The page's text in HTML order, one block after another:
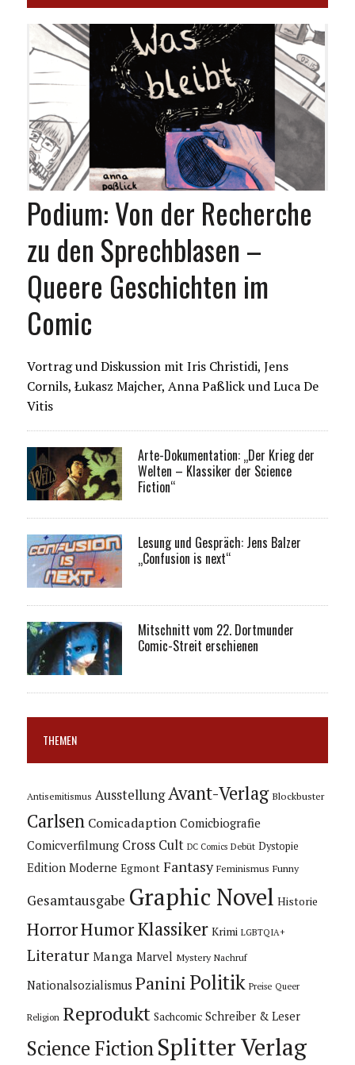
Podium: Von der Recherche
zu den Sprechblasen –
Queere Geschichten im
Comic
Vortrag und Diskussion mit Iris Christidi, Jens
Cornils, Łukasz Majcher, Anna Paßlick und Luca De
Vitis
Arte-Dokumentation: „Der Krieg der
Welten – Klassiker der Science
Fiction“
Lesung und Gespräch: Jens Balzer
„Confusion is next“
Mitschnitt vom 22. Dortmunder
Comic-Streit erschienen
THEMEN
Antisemitismus Ausstellung Avant-Verlag Blockbuster
Carlsen Comicadaption Comicbiografie
Comicverfilmung Cross Cult DC Comics Debüt Dystopie
Edition Moderne Egmont Fantasy Feminismus Funny
Gesamtausgabe Graphic Novel Historie
HorrorHumorKlassiker Krimi LGBTQIA+
Literatur Manga Marvel Mystery Nachruf
Nationalsozialismus Panini Politik Preise Queer
Religion Reprodukt Sachcomic Schreiber & Leser
Science Fiction Splitter Verlag